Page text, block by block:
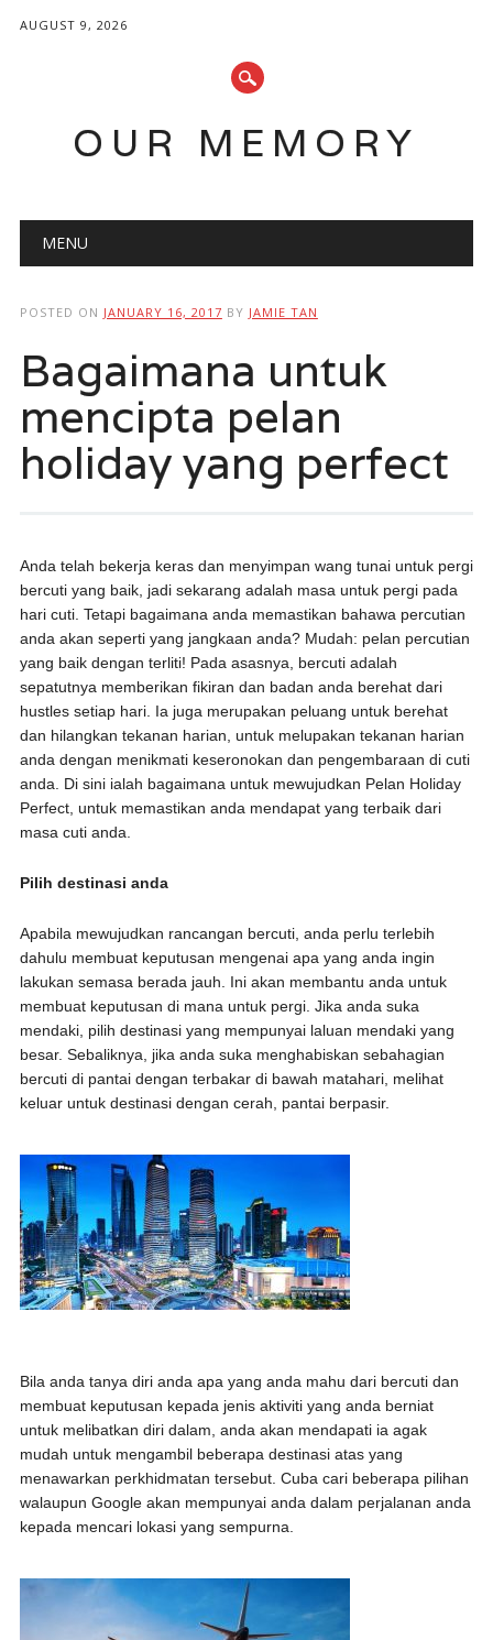
AUGUST 9, 2026
OUR MEMORY
Main menu
MENU
POSTED ON JANUARY 16, 2017 BY JAMIE TAN
Bagaimana untuk
mencipta pelan
holiday yang perfect
Anda telah bekerja keras dan menyimpan wang tunai untuk pergi
bercuti yang baik, jadi sekarang adalah masa untuk pergi pada
hari cuti. Tetapi bagaimana anda memastikan bahawa percutian
anda akan seperti yang jangkaan anda? Mudah: pelan percutian
yang baik dengan terliti! Pada asasnya, bercuti adalah
sepatutnya memberikan fikiran dan badan anda berehat dari
hustles setiap hari. Ia juga merupakan peluang untuk berehat
dan hilangkan tekanan harian, untuk melupakan tekanan harian
anda dengan menikmati keseronokan dan pengembaraan di cuti
anda. Di sini ialah bagaimana untuk mewujudkan Pelan Holiday
Perfect, untuk memastikan anda mendapat yang terbaik dari
masa cuti anda.
Pilih destinasi anda
Apabila mewujudkan rancangan bercuti, anda perlu terlebih
dahulu membuat keputusan mengenai apa yang anda ingin
lakukan semasa berada jauh. Ini akan membantu anda untuk
membuat keputusan di mana untuk pergi. Jika anda suka
mendaki, pilih destinasi yang mempunyai laluan mendaki yang
besar. Sebaliknya, jika anda suka menghabiskan sebahagian
bercuti di pantai dengan terbakar di bawah matahari, melihat
keluar untuk destinasi dengan cerah, pantai berpasir.
Bila anda tanya diri anda apa yang anda mahu dari bercuti dan
membuat keputusan kepada jenis aktiviti yang anda berniat
untuk melibatkan diri dalam, anda akan mendapati ia agak
mudah untuk mengambil beberapa destinasi atas yang
menawarkan perkhidmatan tersebut. Cuba cari beberapa pilihan
walaupun Google akan mempunyai anda dalam perjalanan anda
kepada mencari lokasi yang sempurna.